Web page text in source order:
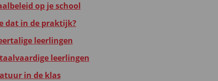
op je school
dat in de praktijk?
leerlingen
leerlingen
in de klas